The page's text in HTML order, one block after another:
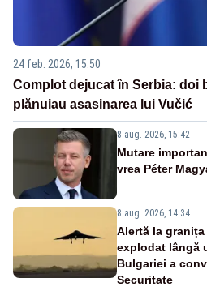
24 feb. 2026, 15:50
Complot dejucat în Serbia: doi
plănuiau asasinarea lui Vučić
8 aug. 2026, 15:42
Mutare
vrea Péter
8 aug. 2026, 14:34
Alertă la
explodat lângă
Bulgariei a
Securitate